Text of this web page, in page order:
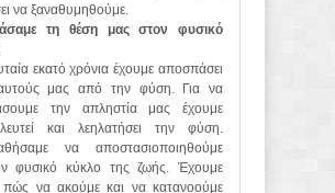
να ξαναθυμηθούμε.
τη θέση μας στον φυσικό
εκατό χρόνια έχουμε αποσπάσει
μας από την φύση. Για να
την απληστία μας έχουμε
και λεηλατήσει την φύση.
να αποστασιοποιηθούμε
φυσικό κύκλο της ζωής. Έχουμε
πώς να ακούμε και να κατανοούμε